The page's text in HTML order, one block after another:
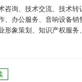
咨询、技术交流、技术
、办公服务、音响设备
形象策划、知识产权服
务